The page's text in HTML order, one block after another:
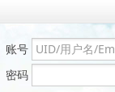
账号
密码